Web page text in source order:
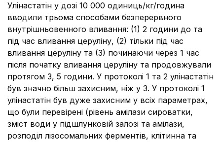
Улінастатін у дозі 10 000 одиниць/кг/година
вводили трьома способами безперервного
внутрішньовенного вливання: (1) 2 години до та
під час вливання церуліну, (2) тільки під час
вливання церуліну та (3) починаючи через 1 час
після початку вливання церуліну та продовжували
протягом 3, 5 години. У протоколі 1 та 2 улінастатін
був значно більш захисним, ніж у 3. У протоколі 1
улінастатін був дуже захисним у всіх параметрах,
що були перевірені (рівень амілази сироватки,
зміст води у підшлунковій залозі та амілази,
розподіл лізосомальних ферментів, клітинна та